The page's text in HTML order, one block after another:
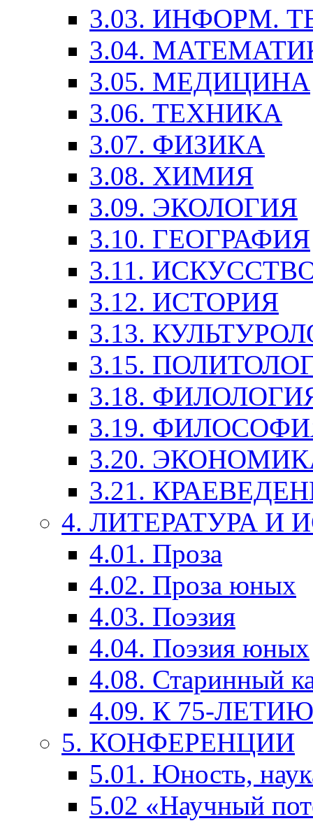
3.03. ИНФОРМ.
3.04.
3.05. МЕДИЦИНА
3.06. ТЕХНИКА
3.07. ФИЗИКА
3.08. ХИМИЯ
3.09. ЭКОЛОГИЯ
3.10. ГЕОГРАФИЯ
3.11.
3.12. ИСТОРИЯ
3.13.
3.15.
3.18.
3.19.
3.20.
3.21.
4. ЛИТЕРАТУРА И
4.01. Проза
4.02. Проза юных
4.03. Поэзия
4.04. Поэзия юных
4.08. Старинный
4.09. К 75-
5. КОНФЕРЕНЦИИ
5.01. Юность,
5.02 «Научный